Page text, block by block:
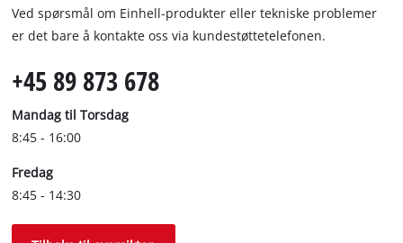
Ved spørsmål om Einhell-produkter eller tekniske problemer
er det bare å kontakte oss via kundestøttetelefonen.
+45 89 873 678
Mandag til Torsdag
8:45 - 16:00
Fredag
8:45 - 14:30